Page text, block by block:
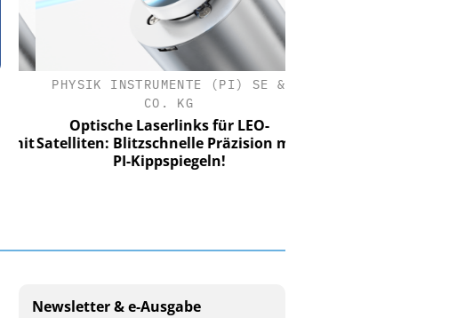
PHYSIK INSTRUMENTE (PI) SE &
CO. KG
Optische Laserlinks für LEO-
Satelliten: Blitzschnelle Präzision mit
PI-Kippspiegeln!
Newsletter & e-Ausgabe